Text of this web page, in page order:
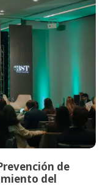
de
del